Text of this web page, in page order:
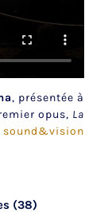
, présentée à
opus, La
sound&vision
(38)